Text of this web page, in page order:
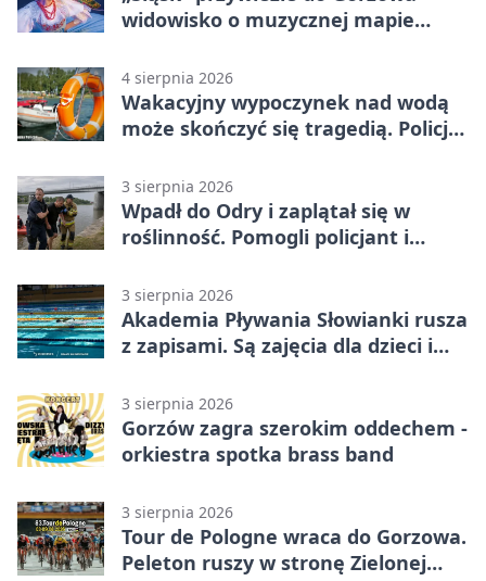
widowisko o muzycznej mapie
4 sierpnia 2026
Wakacyjny wypoczynek nad wodą
może skończyć się tragedią. Policja
3 sierpnia 2026
Wpadł do Odry i zaplątał się w
roślinność. Pomogli policjant i
3 sierpnia 2026
Akademia Pływania Słowianki rusza
z zapisami. Są zajęcia dla dzieci i
3 sierpnia 2026
Gorzów zagra szerokim oddechem -
orkiestra spotka brass band
3 sierpnia 2026
Tour de Pologne wraca do Gorzowa.
Peleton ruszy w stronę Zielonej